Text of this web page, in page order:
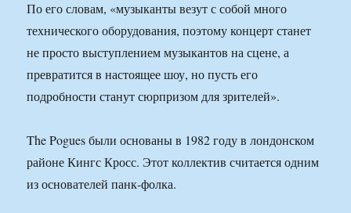
По его словам, «музыканты везут с собой много
технического оборудования, поэтому концерт станет
не просто выступлением музыкантов на сцене, а
превратится в настоящее шоу, но пусть его
подробности станут сюрпризом для зрителей».
The Pogues были основаны в 1982 году в лондонском
районе Кингс Кросс. Этот коллектив считается одним
из основателей панк-фолка.